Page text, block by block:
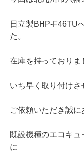
日立製BHP-F46TU
た。
在庫を持っておりま
いち早く取り付けさ
ご依頼いただき誠に
既設機種のエコキ
に